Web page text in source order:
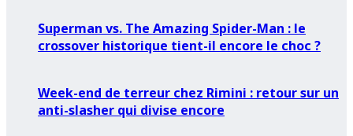
Superman vs. The Amazing Spider-Man : le
crossover historique tient-il encore le choc ?
Week-end de terreur chez Rimini : retour sur un
anti-slasher qui divise encore